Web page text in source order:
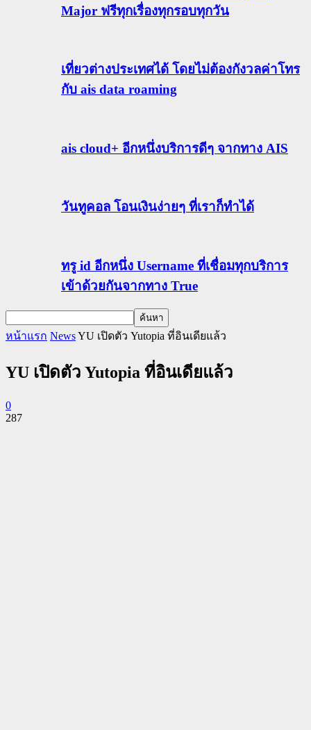
Major ฟรีทุกเรื่องทุกรอบทุกวัน
เที่ยวต่างประเทศได้ โดยไม่ต้องกังวลค่าโทร
กับ ais data roaming
ais cloud+ อีกหนึ่งบริการดีๆ จากทาง AIS
วันทูคอล โอนเงินง่ายๆ ที่เราก็ทำได้
ทรู id อีกหนึ่ง Username ที่เชื่อมทุกบริการ
เข้าด้วยกันจากทาง True
หน้าแรก NewsYU เปิดตัว Yutopia ที่อินเดียแล้ว
YU เปิดตัว Yutopia ที่อินเดียแล้ว
0
287